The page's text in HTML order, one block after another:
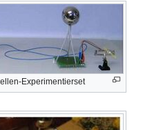
Experimentierset